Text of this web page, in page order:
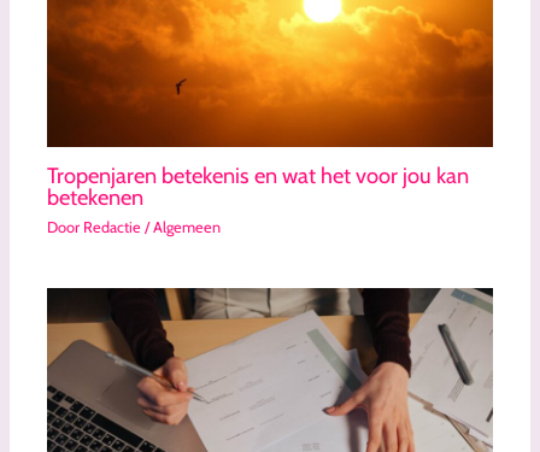
Tropenjaren betekenis en wat het voor jou kan
betekenen
Door Redactie/Algemeen